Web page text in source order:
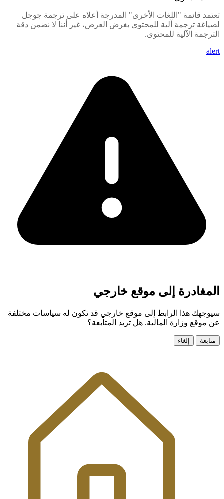
قائمة "اللغات الأخرى" المدرجة أعلاه على ترجمة جوجل
ترجمة آلية للمحتوى بغرض العرض، غير أننا لا نضمن دقة
الآلية للمحتوى.
إلى موقع خارجي
هذا الرابط إلى موقع خارجي قد تكون له سياسات مختلفة
وزارة المالية. هل تريد المتابعة؟
إلغاء